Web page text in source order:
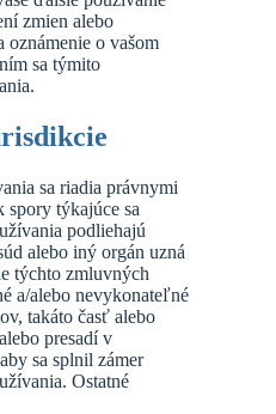
zmien alebo
oznámenie o vašom
sa týmito
sa riadia právnymi
týkajúce sa
podliehajú
alebo iný orgán uzná
týchto zmluvných
a/alebo nevykonateľné
takáto časť alebo
presadí v
sa splnil zámer
Ostatné